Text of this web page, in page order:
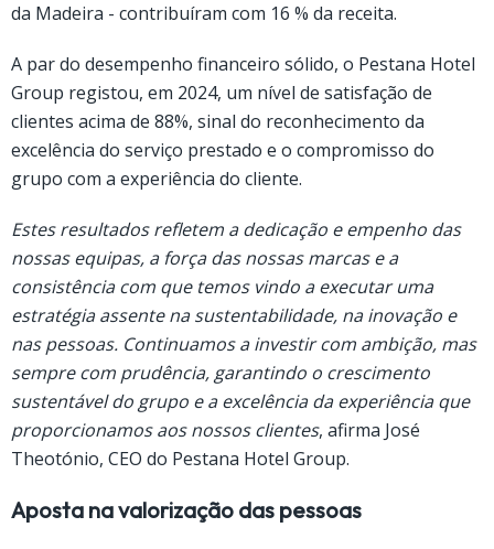
da Madeira - contribuíram com 16 % da receita.
A par do desempenho financeiro sólido, o Pestana Hotel
Group registou, em 2024, um nível de satisfação de
clientes acima de 88%, sinal do reconhecimento da
excelência do serviço prestado e o compromisso do
grupo com a experiência do cliente.
Estes resultados refletem a dedicação e empenho das
nossas equipas, a força das nossas marcas e a
consistência com que temos vindo a executar uma
estratégia assente na sustentabilidade, na inovação e
nas pessoas. Continuamos a investir com ambição, mas
sempre com prudência, garantindo o crescimento
sustentável do grupo e a excelência da experiência que
proporcionamos aos nossos clientes, afirma José
Theotónio, CEO do Pestana Hotel Group.
Aposta na valorização das pessoas